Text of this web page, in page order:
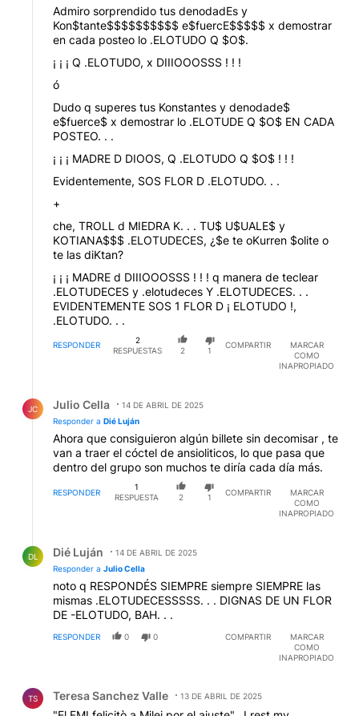
Admiro sorprendido tus denodadEs y
Kon$tante$$$$$$$$$$ e$fuercE$$$$$ x demostrar
en cada posteo lo .ELOTUDO Q $O$.
¡ ¡ ¡ Q .ELOTUDO, x DIIIOOOSSS ! ! !
ó
Dudo q superes tus Konstantes y denodade$
e$fuerce$ x demostrar lo .ELOTUDE Q $O$ EN CADA
POSTEO. . .
¡ ¡ ¡ MADRE D DIOOS, Q .ELOTUDO Q $O$ ! ! !
Evidentemente, SOS FLOR D .ELOTUDO. . .
+
che, TROLL d MIEDRA K. . . TU$ U$UALE$ y
KOTIANA$$$ .ELOTUDECES, ¿$e te oKurren $olite o
te las diKtan?
¡ ¡ ¡ MADRE d DIIIOOOSSS ! ! ! q manera de teclear
.ELOTUDECES y .elotudeces Y .ELOTUDECES. . .
EVIDENTEMENTE SOS 1 FLOR D ¡ ELOTUDO !,
.ELOTUDO. . .
RESPONDER
2
RESPUESTAS
2 1
COMPARTIR
MARCAR
COMO
INAPROPIADO
JC Julio Cella
14 DE ABRIL DE 2025
Responder a Dié Luján
Ahora que consiguieron algún billete sin decomisar , te
van a traer el cóctel de ansioliticos, lo que pasa que
dentro del grupo son muchos te diría cada día más.
RESPONDER
1
RESPUESTA
2 1
COMPARTIR
MARCAR
COMO
INAPROPIADO
DL Dié Luján
14 DE ABRIL DE 2025
Responder a Julio Cella
noto q RESPONDÉS SIEMPRE siempre SIEMPRE las
mismas .ELOTUDECESSSSS. . . DIGNAS DE UN FLOR
DE -ELOTUDO, BAH. . .
RESPONDER 0 0 COMPARTIR
MARCAR
COMO
INAPROPIADO
TS Teresa Sanchez Valle 13 DE ABRIL DE 2025